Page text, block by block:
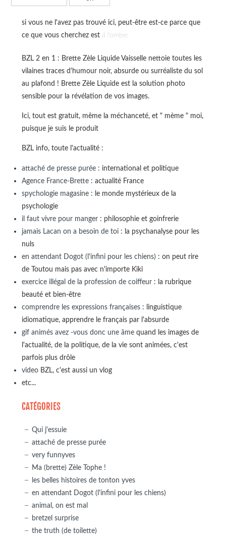
si vous ne l'avez pas trouvé ici, peut-être est-ce parce que
ce que vous cherchez est à l'ombre
BZL 2 en 1 : Brette Zèle Liquide Vaisselle nettoie toutes les
vilaines traces d'humour noir, absurde ou surréaliste du sol
au plafond ! Brette Zèle Liquide est la solution photo
sensible pour la révélation de vos images.
Ici, tout est gratuit, même la méchanceté, et " mème " moi,
puisque je suis le produit
BZL info, toute l'actualité :
attaché de presse purée: international et politique
Agence France-Brette: actualité France
spychologie magasine: le monde mystérieux de la
psychologie
il faut vivre pour manger: philosophie et goinfrerie
jamais Lacan on a besoin de toi: la psychanalyse pour les
nuls
en attendant Dogot (l'infini pour les chiens): on peut rire
de Toutou mais pas avec n'importe Kiki
exercice illégal de la profession de coiffeur: la rubrique
beauté et bien-être
comprendre les expressions françaises: linguistique
idiomatique, apprendre le français par l'absurde
gif animés avez -vous donc une âmequand les images de
l'actualité, de la politique, de la vie sont animées, c'est
parfois plus drôle
videoBZL, c'est aussi un vlog
etc...
CATÉGORIES
Qui j'essuie
attaché de presse purée
very funnyves
Ma (brette) Zèle Tophe !
les belles histoires de tonton yves
en attendant Dogot (l'infini pour les chiens)
animal, on est mal
bretzel surprise
the truth (de toilette)